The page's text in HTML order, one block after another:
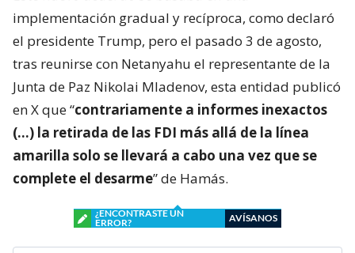
implementación gradual y recíproca, como declaró
el presidente Trump, pero el pasado 3 de agosto,
tras reunirse con Netanyahu el representante de la
Junta de Paz Nikolai Mladenov, esta entidad publicó
en X que “contrariamente a informes inexactos
(…) la retirada de las FDI más allá de la línea
amarilla solo se llevará a cabo una vez que se
complete el desarme” de Hamás.
¿ENCONTRASTE UN
ERROR?
AVÍSANOS